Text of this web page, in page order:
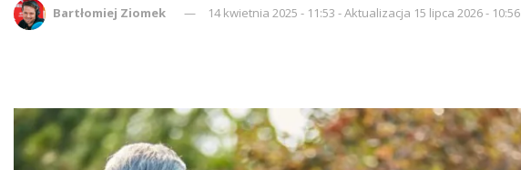
Bartłomiej Ziomek 14 kwietnia 2025 - 11:53 - Aktualizacja 15 lipca 2026 - 10:56